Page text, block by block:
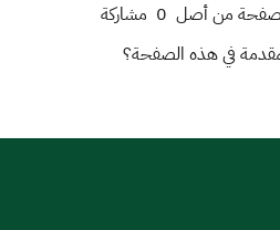
من أصل 0 مشاركة
في هذه الصفحة؟